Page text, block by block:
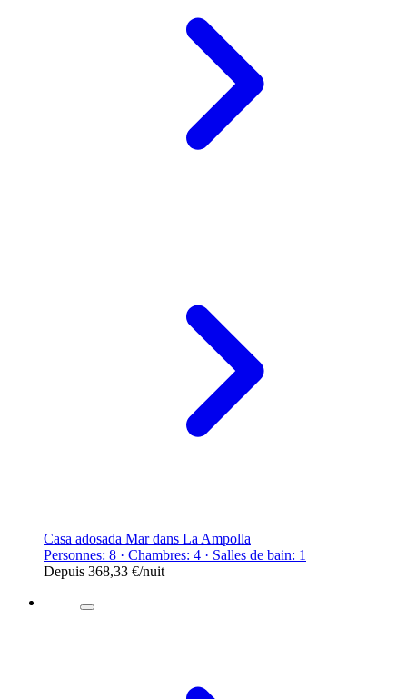
Casa adosada Mar dans La Ampolla
Personnes: 8 · Chambres: 4 · Salles de bain: 1
Depuis 368,33 €/nuit